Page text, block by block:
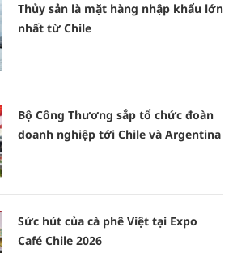
Thủy sản là mặt hàng nhập khẩu lớn
nhất từ Chile
Bộ Công Thương sắp tổ chức đoàn
doanh nghiệp tới Chile và Argentina
Sức hút của cà phê Việt tại Expo
Café Chile 2026